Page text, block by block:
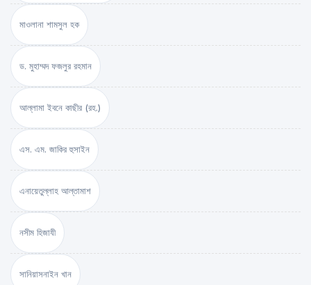
মাওলানা শামসুল হক
ড. মুহাম্মদ ফজলুর রহমান
আল্লামা ইবনে কাছীর (রহ.)
এস. এম. জাকির হুসাইন
এনায়েতুল্লাহ আল্‌তামাশ
নসীম হিজাযী
সানিয়াসনাইন খান